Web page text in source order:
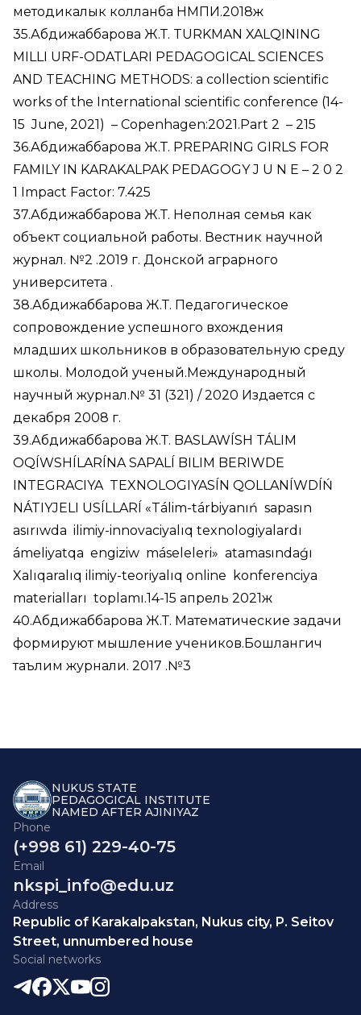
методикалык колланба НМПИ.2018ж
35.Абдижаббарова Ж.Т. TURKMAN XALQINING
MILLI URF-ODATLARI PEDAGOGICAL SCIENCES
AND TEACHING METHODS: a collection scientific
works of the International scientific conference (14-
15 June, 2021) – Copenhagen:2021.Part 2 – 215
36.Абдижаббарова Ж.Т. PREPARING GIRLS FOR
FAMILY IN KARAKALPAK PEDAGOGY J U N E – 2 0 2
1 Impact Factor: 7.425
37.Абдижаббарова Ж.Т. Неполная семья как
объект социальной работы. Вестник научной
журнал. №2 .2019 г. Донской аграрного
университета .
38.Абдижаббарова Ж.Т. Педагогическое
сопровождение успешного вхождения
младших школьников в образовательную среду
школы. Молодой ученый.Международный
научный журнал.№ 31 (321) / 2020 Издается с
декабря 2008 г.
39.Абдижаббарова Ж.Т. BASLAWÍSH TÁLIM
OQÍWSHÍLARÍNA SAPALÍ BILIM BERIWDE
INTEGRACIYA TEXNOLOGIYASÍN QOLLANÍWDÍŃ
NÁTIYJELI USÍLLARÍ «Tálim-tárbiyanıń sapasın
asırıwda ilimiy-innovaciyalıq texnologiyalardı
ámeliyatqa engiziw máseleleri» atamasındaǵı
Xalıqaralıq ilimiy-teoriyalıq online konferenciya
materialları toplamı.14-15 апрель 2021ж
40.Абдижаббарова Ж.Т. Математические задачи
формируют мышление учеников.Бошлангич
таълим журнали. 2017 .№3
NUKUS STATE
PEDAGOGICAL INSTITUTE
NAMED AFTER AJINIYAZ
Phone
(+998 61) 229-40-75
Email
nkspi_info@edu.uz
Address
Republic of Karakalpakstan, Nukus city, P. Seitov
Street, unnumbered house
Social networks